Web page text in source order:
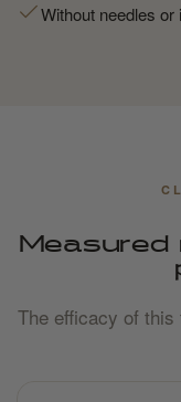
Without needles
Measured
The efficacy of this